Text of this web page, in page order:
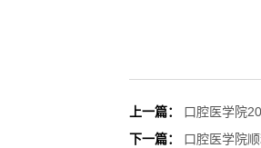
上一篇：
口腔医学院
下一篇：
口腔医学院